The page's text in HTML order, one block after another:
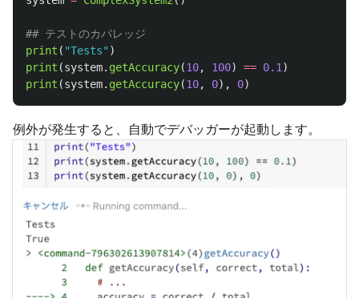
print ( "Tests" )
print (system. getAccuracy(10, 100) == 0.1 )
print (system. getAccuracy(10, 0), 0)
例外が発生すると、自動でデバッガーが起動します。